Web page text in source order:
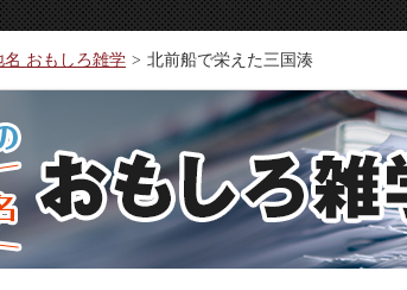
名 おもしろ雑学 北前船で栄えた三国湊